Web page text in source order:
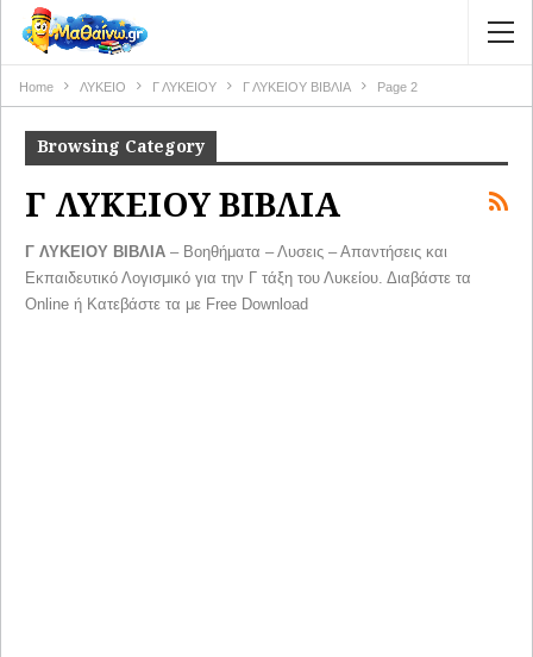
Home ΛΥΚΕΙΟ Γ ΛΥΚΕΙΟΥ Γ ΛΥΚΕΙΟΥ ΒΙΒΛΙΑ Page 2
Browsing Category
Γ ΛΥΚΕΙΟΥ ΒΙΒΛΙΑ
Γ ΛΥΚΕΙΟΥ ΒΙΒΛΙΑ – Βοηθήματα – Λυσεις – Απαντήσεις και
Εκπαιδευτικό Λογισμικό για την Γ τάξη του Λυκείου. Διαβάστε τα
Online ή Κατεβάστε τα με Free Download